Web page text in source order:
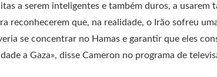
a serem inteligentes e também duros, a usarem
reconhecerem que, na realidade, o Irão sofreu
se concentrar no Hamas e garantir que eles
a Gaza», disse Cameron no programa de